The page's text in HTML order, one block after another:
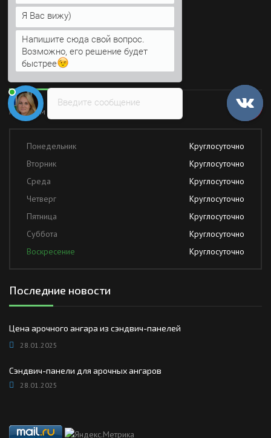
Мы в социальных сетях
Время работы
Работаем без обеда и выходных
Понедельник
Круглосуточно
Вторник
Круглосуточно
Среда
Круглосуточно
Четверг
Круглосуточно
Пятница
Круглосуточно
Суббота
Круглосуточно
Воскресение
Круглосуточно
Последние новости
Цена арочного ангара из сэндвич-панелей
28.01.2025
Сэндвич-панели для арочных ангаров
28.01.2025
Введите сообщение
Я Вас вижу)
Напишите сюда свой вопрос.
Возможно, его решение будет
быстрее